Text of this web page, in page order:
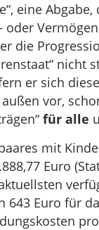
eine
die
nicht
er sich
vor,
für alle
mit
Euro
643 Euro für